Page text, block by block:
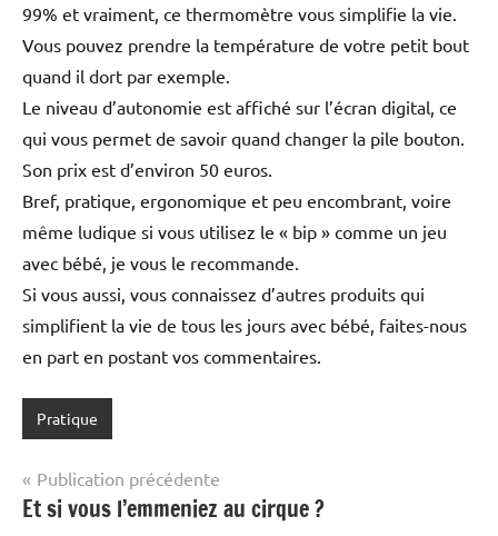
99% et vraiment, ce thermomètre vous simplifie la vie.
Vous pouvez prendre la température de votre petit bout
quand il dort par exemple.
Le niveau d’autonomie est affiché sur l’écran digital, ce
qui vous permet de savoir quand changer la pile bouton.
Son prix est d’environ 50 euros.
Bref, pratique, ergonomique et peu encombrant, voire
même ludique si vous utilisez le « bip » comme un jeu
avec bébé, je vous le recommande.
Si vous aussi, vous connaissez d’autres produits qui
simplifient la vie de tous les jours avec bébé, faites-nous
en part en postant vos commentaires.
Pratique
Navigation
de
Publication précédente
Et si vous l’emmeniez au cirque ?